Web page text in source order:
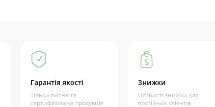
Гарантія якості
Тільки якісна та
сертифікована продукція
Знижки
Особисті знижки для
постійних клієнтів